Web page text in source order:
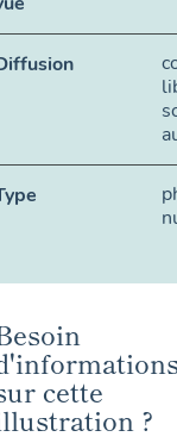
cette
?